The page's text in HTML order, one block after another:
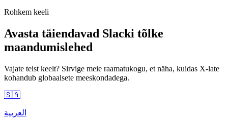
Rohkem keeli
Avasta täiendavad Slacki tõlke
maandumislehed
Vajate teist keelt? Sirvige meie raamatukogu, et näha, kuidas X-late
kohandub globaalsete meeskondadega.
🇸🇦
العربية